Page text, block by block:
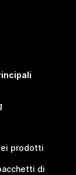
prodotti
di